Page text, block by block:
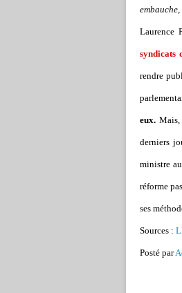
Laurence
syndicats
rendre
eux.
derniers
ministre
réforme
ses
Sources :
Posté par